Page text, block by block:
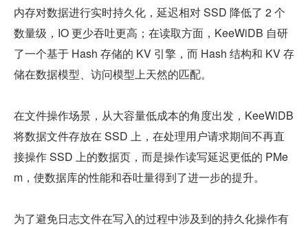
内存对数据进行实时持久化，延迟相对 SSD 降低了 2 个
数量级，IO 更少吞吐更高；在读取方面，KeeWiDB 自研
了一个基于 Hash 存储的 KV 引擎，而 Hash 结构和 KV 存
储在数据模型、访问模型上天然的匹配。
在文件操作场景，从大容量低成本的角度出发，KeeWiDB
将数据文件存放在 SSD 上，在处理用户请求期间不再直
接操作 SSD 上的数据页，而是操作读写延迟更低的 PMe
m，使数据库的性能和吞吐量得到了进一步的提升。
为了避免日志文件在写入的过程中涉及到的持久化操作有